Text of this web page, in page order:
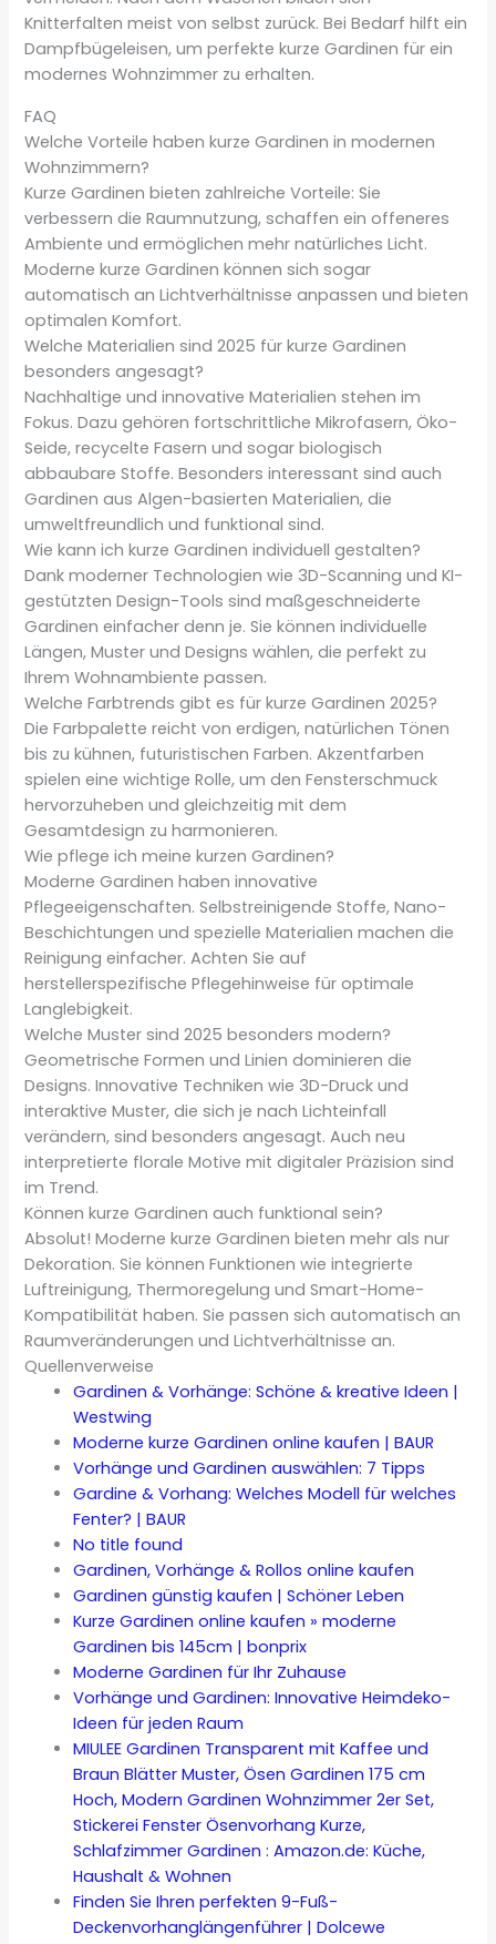
Knitterfalten meist von selbst zurück. Bei Bedarf hilft ein
Dampfbügeleisen, um perfekte kurze Gardinen für ein
modernes Wohnzimmer zu erhalten.
FAQ
Welche Vorteile haben kurze Gardinen in modernen
Wohnzimmern?
Kurze Gardinen bieten zahlreiche Vorteile: Sie
verbessern die Raumnutzung, schaffen ein offeneres
Ambiente und ermöglichen mehr natürliches Licht.
Moderne kurze Gardinen können sich sogar
automatisch an Lichtverhältnisse anpassen und bieten
optimalen Komfort.
Welche Materialien sind 2025 für kurze Gardinen
besonders angesagt?
Nachhaltige und innovative Materialien stehen im
Fokus. Dazu gehören fortschrittliche Mikrofasern, Öko-
Seide, recycelte Fasern und sogar biologisch
abbaubare Stoffe. Besonders interessant sind auch
Gardinen aus Algen-basierten Materialien, die
umweltfreundlich und funktional sind.
Wie kann ich kurze Gardinen individuell gestalten?
Dank moderner Technologien wie 3D-Scanning und KI-
gestützten Design-Tools sind maßgeschneiderte
Gardinen einfacher denn je. Sie können individuelle
Längen, Muster und Designs wählen, die perfekt zu
Ihrem Wohnambiente passen.
Welche Farbtrends gibt es für kurze Gardinen 2025?
Die Farbpalette reicht von erdigen, natürlichen Tönen
bis zu kühnen, futuristischen Farben. Akzentfarben
spielen eine wichtige Rolle, um den Fensterschmuck
hervorzuheben und gleichzeitig mit dem
Gesamtdesign zu harmonieren.
Wie pflege ich meine kurzen Gardinen?
Moderne Gardinen haben innovative
Pflegeeigenschaften. Selbstreinigende Stoffe, Nano-
Beschichtungen und spezielle Materialien machen die
Reinigung einfacher. Achten Sie auf
herstellerspezifische Pflegehinweise für optimale
Langlebigkeit.
Welche Muster sind 2025 besonders modern?
Geometrische Formen und Linien dominieren die
Designs. Innovative Techniken wie 3D-Druck und
interaktive Muster, die sich je nach Lichteinfall
verändern, sind besonders angesagt. Auch neu
interpretierte florale Motive mit digitaler Präzision sind
im Trend.
Können kurze Gardinen auch funktional sein?
Absolut! Moderne kurze Gardinen bieten mehr als nur
Dekoration. Sie können Funktionen wie integrierte
Luftreinigung, Thermoregelung und Smart-Home-
Kompatibilität haben. Sie passen sich automatisch an
Raumveränderungen und Lichtverhältnisse an.
Quellenverweise
Gardinen & Vorhänge: Schöne & kreative Ideen |
Westwing
Moderne kurze Gardinen online kaufen | BAUR
Vorhänge und Gardinen auswählen: 7 Tipps
Gardine & Vorhang: Welches Modell für welches
Fenter? | BAUR
No title found
Gardinen, Vorhänge & Rollos online kaufen
Gardinen günstig kaufen | Schöner Leben
Kurze Gardinen online kaufen » moderne
Gardinen bis 145cm | bonprix
Moderne Gardinen für Ihr Zuhause
Vorhänge und Gardinen: Innovative Heimdeko-
Ideen für jeden Raum
MIULEE Gardinen Transparent mit Kaffee und
Braun Blätter Muster, Ösen Gardinen 175 cm
Hoch, Modern Gardinen Wohnzimmer 2er Set,
Stickerei Fenster Ösenvorhang Kurze,
Schlafzimmer Gardinen : Amazon.de: Küche,
Haushalt & Wohnen
Finden Sie Ihren perfekten 9-Fuß-
Deckenvorhanglängenführer | Dolcewe